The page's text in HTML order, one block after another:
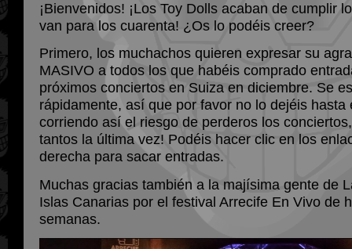
¡Bienvenidos! ¡Los Toy Dolls acaban de cumplir
van para los cuarenta! ¿Os lo podéis creer?
Primero, los muchachos quieren expresar su
MASIVO a todos los que habéis comprado
próximos conciertos en Suiza en diciembre. Se
rápidamente, así que por favor no lo dejéis hasta
corriendo así el riesgo de perderos los
tantos la última vez! Podéis hacer clic en los
derecha para sacar entradas.
Muchas gracias también a la majísima gente de
Islas Canarias por el festival Arrecife En Vivo de
semanas.